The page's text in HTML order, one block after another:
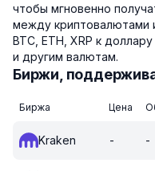
чтобы мгновенно
между криптовалютами
BTC, ETH, XRP к
и другим валютам.
Биржи,
Биржа Цена
Kraken - -